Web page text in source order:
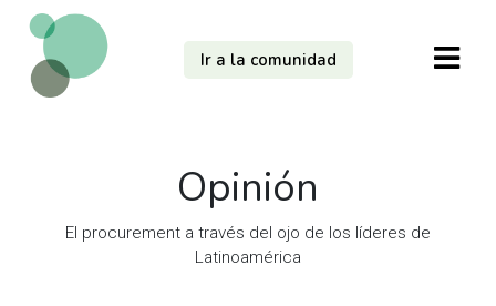
Ir a la comunidad
Opinión
El procurement a través del ojo de los líderes de
Latinoamérica